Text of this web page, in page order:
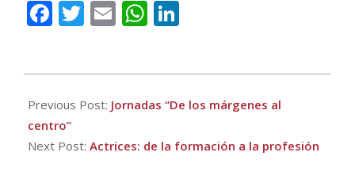
Facebook
Twitter
EmailWhatsApp
06-
16
Previous Post: Jornadas “De los márgenes al
centro”
Next Post: Actrices: de la formación a la profesión